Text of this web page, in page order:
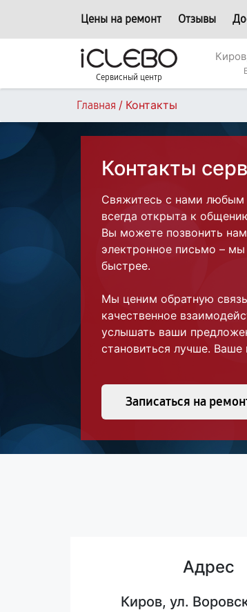
Цены на ремонт Отзывы
Сервисный центр
Главная / Контакты
Контакты
Свяжитесь с нами
всегда открыта к
Вы можете позвонить
электронное письмо –
быстрее.
Мы ценим обратную
качественное
услышать ваши
становиться лучше.
Записаться на
Адрес
Киров, ул.